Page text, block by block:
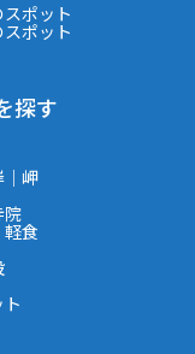
ポット
ポット
探す
｜岬
院
食